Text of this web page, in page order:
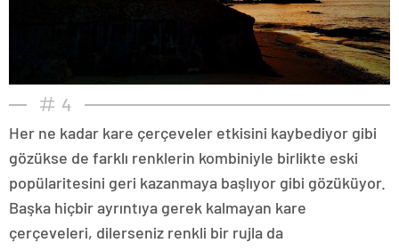
4
Her ne kadar kare çerçeveler etkisini kaybediyor gibi
gözükse de farklı renklerin kombiniyle birlikte eski
popülaritesini geri kazanmaya başlıyor gibi gözüküyor.
Başka hiçbir ayrıntıya gerek kalmayan kare
çerçeveleri, dilerseniz renkli bir rujla da